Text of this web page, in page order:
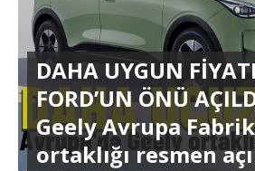
DAHA UYGUN
FORD’UN ÖNÜ
Geely Avrupa
ortaklığı resmen